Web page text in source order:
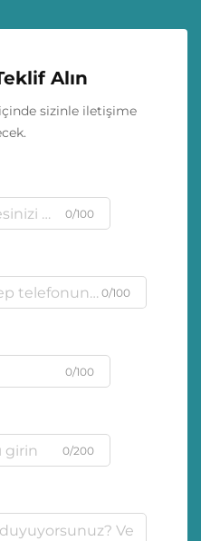
Alın
sizinle iletişime
0/100
0/100
0/100
0/200